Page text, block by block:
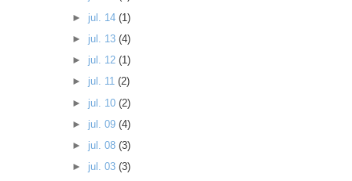
► jul. 14 (1)
► jul. 13 (4)
► jul. 12 (1)
► jul. 11 (2)
► jul. 10 (2)
► jul. 09 (4)
► jul. 08 (3)
► jul. 03 (3)